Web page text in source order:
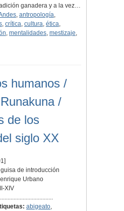
ganadera y a la vez…
, antropología,
, crítica, cultura, ética,
, mentalidades, mestizaje,
humanos /
/
de los
siglo XX
guisa de introducción
Urbano
XIV
abigeato,